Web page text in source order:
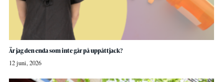
Är jag den enda som inte går på uppåttjack?
12 juni, 2026